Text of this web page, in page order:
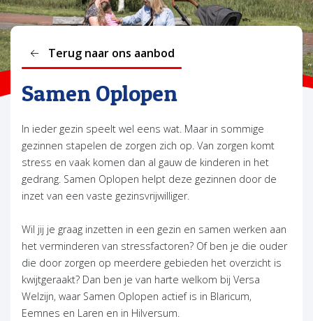
Terug naar ons aanbod
Samen Oplopen
In ieder gezin speelt wel eens wat. Maar in sommige
gezinnen stapelen de zorgen zich op. Van zorgen komt
stress en vaak komen dan al gauw de kinderen in het
gedrang. Samen Oplopen helpt deze gezinnen door de
inzet van een vaste gezinsvrijwilliger.
Wil jij je graag inzetten in een gezin en samen werken aan
het verminderen van stressfactoren? Of ben je die ouder
die door zorgen op meerdere gebieden het overzicht is
kwijtgeraakt? Dan ben je van harte welkom bij Versa
Welzijn, waar Samen Oplopen actief is in Blaricum,
Eemnes en Laren en in Hilversum.